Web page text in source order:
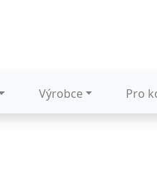
Výrobce Pro